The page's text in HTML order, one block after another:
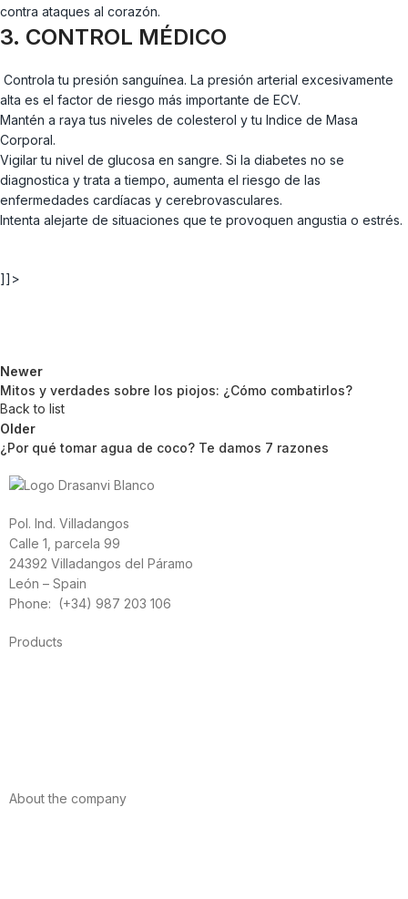
contra ataques al corazón.
3. CONTROL MÉDICO
Controla tu presión sanguínea. La presión arterial excesivamente
alta es el factor de riesgo más importante de ECV.
Mantén a raya tus niveles de colesterol y tu Indice de Masa
Corporal.
Vigilar tu nivel de glucosa en sangre. Si la diabetes no se
diagnostica y trata a tiempo, aumenta el riesgo de las
enfermedades cardíacas y cerebrovasculares.
Intenta alejarte de situaciones que te provoquen angustia o estrés.
]]>
Newer
Mitos y verdades sobre los piojos: ¿Cómo combatirlos?
Back to list
Older
¿Por qué tomar agua de coco? Te damos 7 razones
Pol. Ind. Villadangos
Calle 1, parcela 99
24392 Villadangos del Páramo
León – Spain
Phone: (+34) 987 203 106
Products
About the company